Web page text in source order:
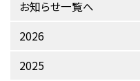
関連リンク
消化管
スクリーニング（検診）
がん用語辞書
News
お知らせ一覧へ
2026
2025